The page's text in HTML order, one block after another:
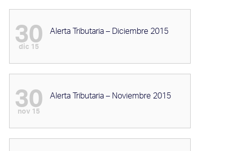
30
dic 15
Alerta Tributaria – Diciembre 2015
30
nov 15
Alerta Tributaria – Noviembre 2015